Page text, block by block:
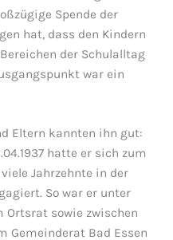
Spende der
hat, dass den Kindern
der Schulalltag
war ein
Eltern kannten ihn gut:
hatte er sich zum
Jahrzehnte in der
So war er unter
Ortsrat sowie zwischen
Gemeinderat Bad Essen